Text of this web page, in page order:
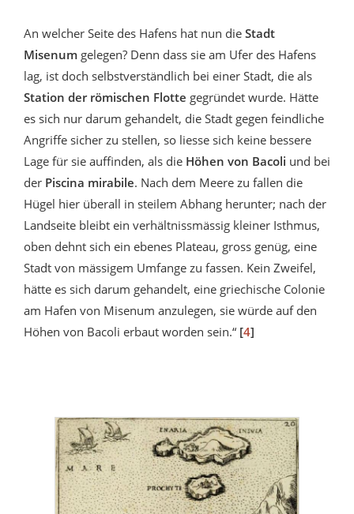
An welcher Seite des Hafens hat nun die Stadt
Misenum gelegen? Denn dass sie am Ufer des Hafens
lag, ist doch selbstverständlich bei einer Stadt, die als
Station der römischen Flotte gegründet wurde. Hätte
es sich nur darum gehandelt, die Stadt gegen feindliche
Angriffe sicher zu stellen, so liesse sich keine bessere
Lage für sie auffinden, als die Höhen von Bacoli und bei
der Piscina mirabile. Nach dem Meere zu fallen die
Hügel hier überall in steilem Abhang herunter; nach der
Landseite bleibt ein verhältnissmässig kleiner Isthmus,
oben dehnt sich ein ebenes Plateau, gross genüg, eine
Stadt von mässigem Umfange zu fassen. Kein Zweifel,
hätte es sich darum gehandelt, eine griechische Colonie
am Hafen von Misenum anzulegen, sie würde auf den
Höhen von Bacoli erbaut worden sein.“ [4]